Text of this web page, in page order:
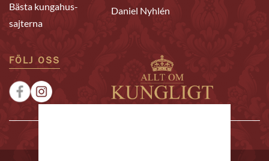
Bästa kungahus-
sajterna
Daniel Nyhlén
FÖLJ OSS